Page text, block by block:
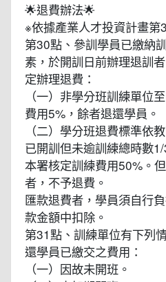
🌟退費辦法🌟
※依據產業人才投資計畫第
第30點、參訓學員已繳納
素，於開訓日前辦理退訓
定辦理退費：
（一）非學分班訓練單位
費用5%，餘者退還學員。
（二）學分班退費標準依
已開訓但未逾訓練總時數
本署核定訓練費用50%。
者，不予退費。
匯款退費者，學員須自行
款金額中扣除。
第31點、訓練單位有下列
還學員已繳交之費用：
（一）因故未開班。